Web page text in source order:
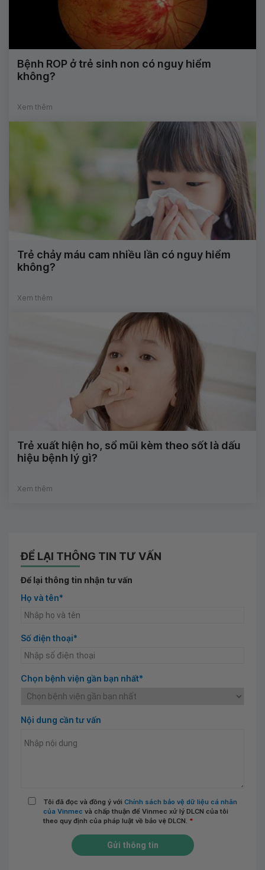
Bệnh ROP ở trẻ sinh non có nguy hiểm
không?
Xem thêm
Trẻ chảy máu cam nhiều lần có nguy hiểm
không?
Xem thêm
Trẻ xuất hiện ho, sổ mũi kèm theo sốt là dấu
hiệu bệnh lý gì?
Xem thêm
ĐỂ LẠI THÔNG TIN TƯ VẤN
Để lại thông tin nhận tư vấn
Họ và tên*
Số điện thoại*
Chọn bệnh viện gần bạn nhất*
Nội dung cần tư vấn
Tôi đã đọc và đồng ý với Chính sách bảo vệ dữ liệu cá nhân
của Vinmec và chấp thuận để Vinmec xử lý DLCN của tôi
theo quy định của pháp luật về bảo vệ DLCN. *
Gửi thông tin